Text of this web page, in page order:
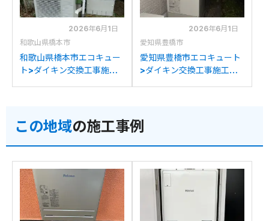
2026年6月1日
和歌山県橋本市
和歌山県橋本市エコキュー
ト>ダイキン交換工事施工
2026年6月1日
愛知県豊橋市
愛知県豊橋市エコキュート
>ダイキン交換工事施工事
この地域の施工事例